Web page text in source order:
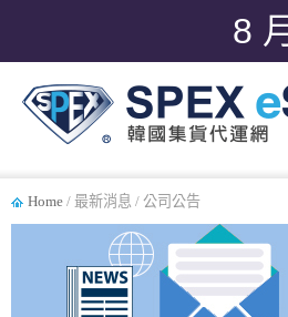
8
Home / 最新消息 / 公司公告